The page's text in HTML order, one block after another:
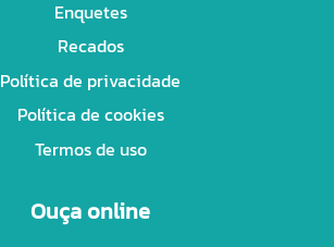
Enquetes
Recados
Política de privacidade
Política de cookies
Termos de uso
Ouça online